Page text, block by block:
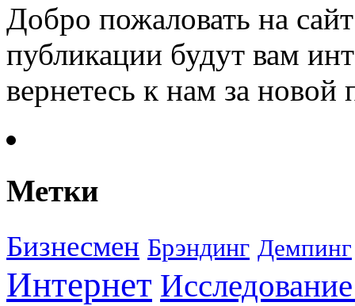
Добро пожаловать на
публикации будут вам
вернетесь к нам за
Метки
Бизнесмен Брэндинг Демпинг
Интернет